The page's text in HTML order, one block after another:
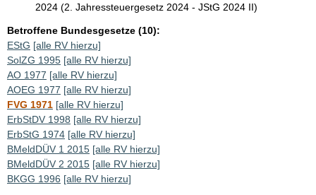
2024 (2. Jahressteuergesetz 2024 - JStG 2024 II)
Betroffene Bundesgesetze (10):
EStG [alle RV hierzu]
SolZG 1995 [alle RV hierzu]
AO 1977 [alle RV hierzu]
AOEG 1977 [alle RV hierzu]
FVG 1971 [alle RV hierzu]
ErbStDV 1998 [alle RV hierzu]
ErbStG 1974 [alle RV hierzu]
BMeldDÜV 1 2015 [alle RV hierzu]
BMeldDÜV 2 2015 [alle RV hierzu]
BKGG 1996 [alle RV hierzu]